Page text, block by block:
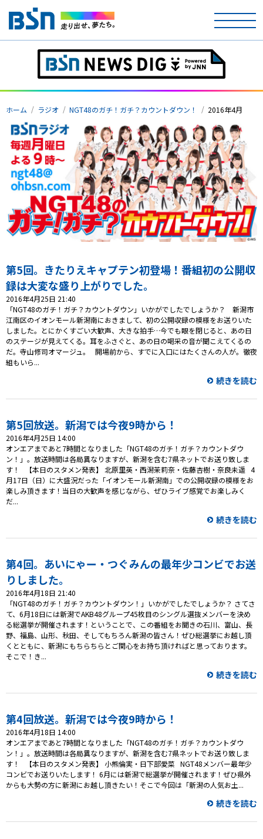
ホーム
テレビ
ラジオ
アナウンサー
イベント
ニュース
天気
プレゼント
コンテンツ・アプリ
キッズ ケンジュ
愛の募金
Well-being 防災・減災
会社概要・ビジョン
ホーム ラジオ NGT48のガチ！ガチ？カウントダウン！ 2016年4月
第5回。きたりえキャプテン初登場！番組初の公開収
録は大変な盛り上がりでした。
2016年4月25日 21:40
「NGT48のガチ！ガチ？カウントダウン」いかがでしたでしょうか？ 新潟市
江南区のイオンモール新潟南におきまして、初の公開収録の模様をお送りいた
しました。とにかくすごい大歓声、大きな拍手…今でも眼を閉じると、あの日
のステージが見えてくる。耳をふさぐと、あの日の喝采の音が聞こえてくるの
だ。寺山修司オマージュ。 開場前から、すでに入口にはたくさんの人が。徹夜
組もいら...
続きを読む
第5回放送。新潟では今夜9時から！
2016年4月25日 14:00
オンエアまであと7時間となりました「NGT48のガチ！ガチ？カウントダウ
ン！」。放送時間は各局異なりますが、新潟を含む7県ネットでお送り致しま
す！ 【本日のスタメン発表】 北原里英・西潟茉莉奈・佐藤杏樹・奈良未遥 4
月17日（日）に大盛況だった「イオンモール新潟南」での公開収録の模様をお
楽しみ頂きます！当日の大歓声を感じながら、ぜひライブ感覚でお楽しみく
だ...
続きを読む
第4回。あいにゃー・つぐみんの最年少コンビでお送
りしました。
2016年4月18日 21:40
「NGT48のガチ！ガチ？カウントダウン！」いかがでしたでしょうか？ さてさ
て、6月18日には新潟でAKB48グループ45枚目のシングル選抜メンバーを決め
る総選挙が開催されます！ということで、この番組をお聞きの石川、富山、長
野、福島、山形、秋田、そしてもちろん新潟の皆さん！ぜひ総選挙にお越し頂
くとともに、新潟にもちらちらとご関心をお持ち頂ければと思っております。
そこで！き...
続きを読む
第4回放送。新潟では今夜9時から！
2016年4月18日 14:00
オンエアまであと7時間となりました「NGT48のガチ！ガチ？カウントダウ
ン！」。放送時間は各局異なりますが、新潟を含む7県ネットでお送り致しま
す！ 【本日のスタメン発表】 小熊倫実・日下部愛菜 NGT48メンバー最年少
コンビでお送りいたします！ 6月には新潟で総選挙が開催されます！ぜひ県外
からも大勢の方に新潟にお越し頂きたい！そこで今回は「新潟の人気お土...
続きを読む